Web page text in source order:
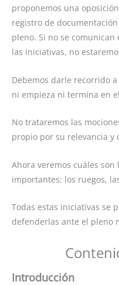
proponemos una
registro de
pleno. Si no se comunican
las iniciativas, no
Debemos darle recorrido
ni empieza ni termina en
No trataremos las
propio por su relevancia y
Ahora veremos cuáles
importantes: los ruegos,
Todas estas iniciativas se
defenderlas ante el pleno
Introducción